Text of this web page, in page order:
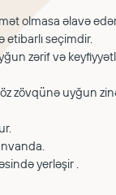
olmasa əlavə
etibarlı seçimdir.
zərif və
zövqünə uyğun
yerləşir .